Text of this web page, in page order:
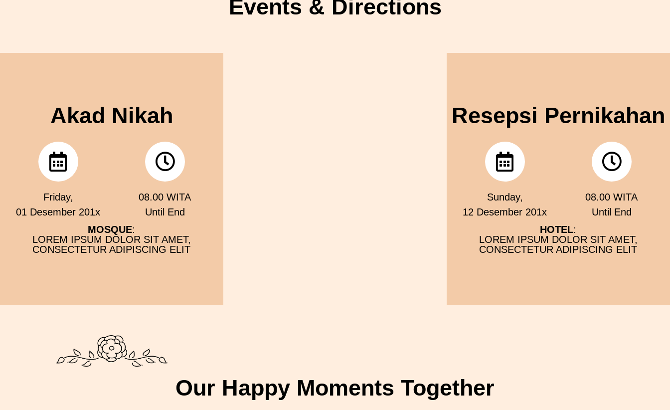
Events & Directions
Akad Nikah
Friday,
01 Desember 201x
08.00 WITA
Until End
MOSQUE:
LOREM IPSUM DOLOR SIT AMET,
CONSECTETUR ADIPISCING ELIT
Resepsi Pernikahan
Sunday,
12 Desember 201x
08.00 WITA
Until End
HOTEL:
LOREM IPSUM DOLOR SIT AMET,
CONSECTETUR ADIPISCING ELIT
Our Happy Moments Together